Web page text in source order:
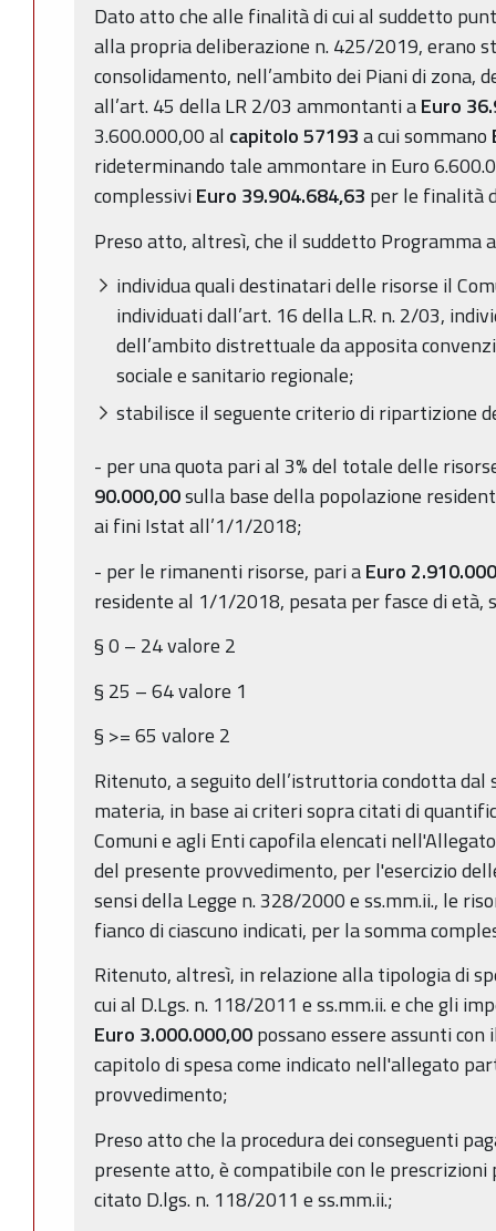
Dato atto che alle finalità di cui al suddetto
alla propria deliberazione n. 425/2019, erano
consolidamento, nell’ambito dei Piani di zona,
all’art. 45 della LR 2/03 ammontanti aEuro
3.600.000,00 al capitolo 57193a cui sommano
rideterminando tale ammontare in Euro
complessiviEuro 39.904.684,63 per le finalità
Preso atto, altresì, che il suddetto Programma
individua quali destinatari delle risorse il
individuati dall’art. 16 della L.R. n. 2/03,
dell’ambito distrettuale da apposita
sociale e sanitario regionale;
stabilisce il seguente criterio di ripartizione
- per una quota pari al 3% del totale delle
90.000,00sulla base della popolazione
ai fini Istat all’1/1/2018;
- per le rimanenti risorse, pari aEuro
residente al 1/1/2018, pesata per fasce di età,
§ 0 – 24 valore 2
§ 25 – 64 valore 1
§ >= 65 valore 2
Ritenuto, a seguito dell’istruttoria condotta
materia, in base ai criteri sopra citati di
Comuni e agli Enti capofila elencati
del presente provvedimento, per l'esercizio
sensi della Legge n. 328/2000 e ss.mm.ii., le
fianco di ciascuno indicati, per la somma
Ritenuto, altresì, in relazione alla tipologia di
cui al D.Lgs. n. 118/2011 e ss.mm.ii. e che gli
Euro 3.000.000,00possano essere assunti
capitolo di spesa come indicato nell'allegato
provvedimento;
Preso atto che la procedura dei conseguenti
presente atto, è compatibile con le
citato D.lgs. n. 118/2011 e ss.mm.ii.;